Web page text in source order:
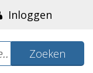
Inloggen
Zoeken